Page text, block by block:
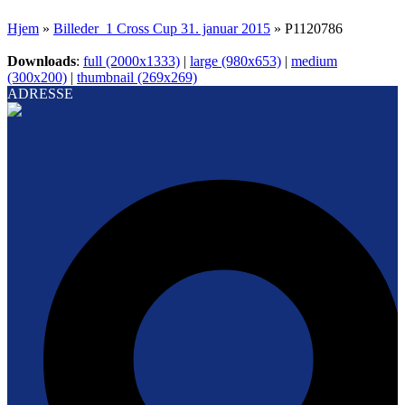
Hjem » Billeder_1 Cross Cup 31. januar 2015 » P1120786
Downloads: full (2000x1333) | large (980x653) | medium
(300x200) | thumbnail (269x269)
ADRESSE